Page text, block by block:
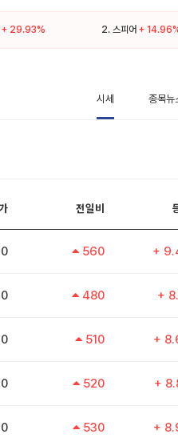
+ 29.93% 2. 스피어 +
시세 종목뉴